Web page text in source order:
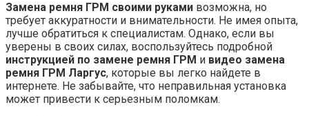
Замена ремня ГРМ своими руками возможна, но
требует аккуратности и внимательности. Не имея опыта,
лучше обратиться к специалистам. Однако, если вы
уверены в своих силах, воспользуйтесь подробной
инструкцией по замене ремня ГРМ и видео замена
ремня ГРМ Ларгус, которые вы легко найдете в
интернете. Не забывайте, что неправильная установка
может привести к серьезным поломкам.